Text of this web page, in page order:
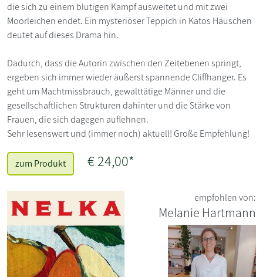
die sich zu einem blutigen Kampf ausweitet und mit zwei
Moorleichen endet. Ein mysteriöser Teppich in Katos Häuschen
deutet auf dieses Drama hin.
Dadurch, dass die Autorin zwischen den Zeitebenen springt,
ergeben sich immer wieder äußerst spannende Cliffhanger. Es
geht um Machtmissbrauch, gewalttätige Männer und die
gesellschaftlichen Strukturen dahinter und die Stärke von
Frauen, die sich dagegen auflehnen.
Sehr lesenswert und (immer noch) aktuell! Große Empfehlung!
zum Produkt € 24,00*
empfohlen von:
Melanie Hartmann